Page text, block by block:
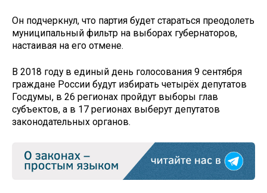
Он подчеркнул, что партия будет стараться преодолеть
муниципальный фильтр на выборах губернаторов,
настаивая на его отмене.
В 2018 году в единый день голосования 9 сентября
граждане России будут избирать четырёх депутатов
Госдумы, в 26 регионах пройдут выборы глав
субъектов, а в 17 регионах выберут депутатов
законодательных органов.